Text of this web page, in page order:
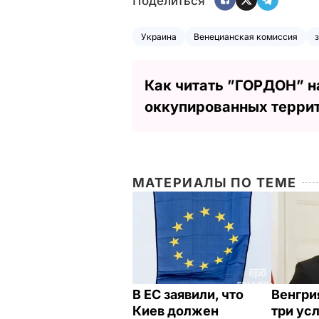
Украина Венецианская комиссия
Как читать ”ГОРДОН”
оккупированных
МАТЕРИАЛЫ ПО ТЕМЕ
В ЕС заявили, что
Киев должен
три